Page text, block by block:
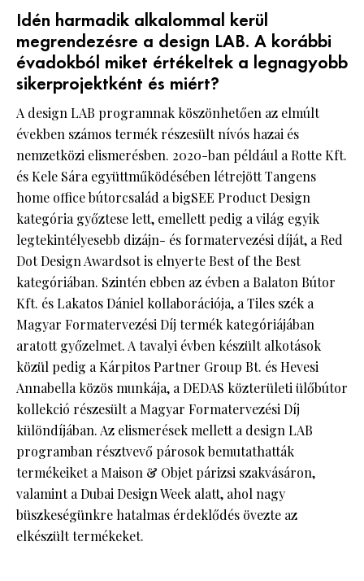
Idén harmadik alkalommal kerül
megrendezésre a design LAB. A korábbi
évadokból miket értékeltek a legnagyobb
sikerprojektként és miért?
A design LAB programnak köszönhetően az elmúlt
években számos termék részesült nívós hazai és
nemzetközi elismerésben. 2020-ban például a Rotte Kft.
és Kele Sára együttműködésében létrejött Tangens
home office bútorcsalád a bigSEE Product Design
kategória győztese lett, emellett pedig a világ egyik
legtekintélyesebb dizájn- és formatervezési díját, a Red
Dot Design Awardsot is elnyerte Best of the Best
kategóriában. Szintén ebben az évben a Balaton Bútor
Kft. és Lakatos Dániel kollaborációja, a Tiles szék a
Magyar Formatervezési Díj termék kategóriájában
aratott győzelmet. A tavalyi évben készült alkotások
közül pedig a Kárpitos Partner Group Bt. és Hevesi
Annabella közös munkája, a DEDAS közterületi ülőbútor
kollekció részesült a Magyar Formatervezési Díj
különdíjában. Az elismerések mellett a design LAB
programban résztvevő párosok bemutathatták
termékeiket a Maison & Objet párizsi szakvásáron,
valamint a Dubai Design Week alatt, ahol nagy
büszkeségünkre hatalmas érdeklődés övezte az
elkészült termékeket.